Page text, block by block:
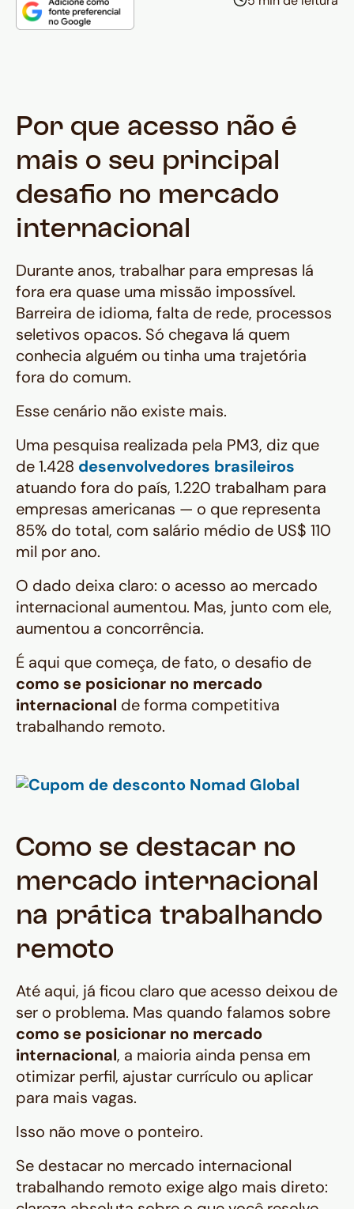
Por que acesso não é
mais o seu principal
desafio no mercado
internacional
Durante anos, trabalhar para empresas lá
fora era quase uma missão impossível.
Barreira de idioma, falta de rede, processos
seletivos opacos. Só chegava lá quem
conhecia alguém ou tinha uma trajetória
fora do comum.
Esse cenário não existe mais.
Uma pesquisa realizada pela PM3, diz que
de 1.428 desenvolvedores brasileiros
atuando fora do país, 1.220 trabalham para
empresas americanas — o que representa
85% do total, com salário médio de US$ 110
mil por ano.
O dado deixa claro: o acesso ao mercado
internacional aumentou. Mas, junto com ele,
aumentou a concorrência.
É aqui que começa, de fato, o desafio de
como se posicionar no mercado
internacional de forma competitiva
trabalhando remoto.
Como se destacar no
mercado internacional
na prática trabalhando
remoto
Até aqui, já ficou claro que acesso deixou de
ser o problema. Mas quando falamos sobre
como se posicionar no mercado
internacional, a maioria ainda pensa em
otimizar perfil, ajustar currículo ou aplicar
para mais vagas.
Isso não move o ponteiro.
Se destacar no mercado internacional
trabalhando remoto exige algo mais direto: